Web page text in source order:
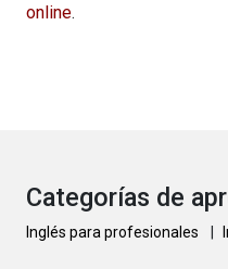
online.
Categorías de
Inglés para profesionales